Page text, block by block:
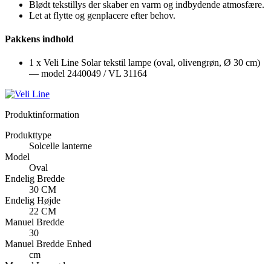
Blødt tekstillys der skaber en varm og indbydende atmosfære.
Let at flytte og genplacere efter behov.
Pakkens indhold
1 x Veli Line Solar tekstil lampe (oval, olivengrøn, Ø 30 cm)
— model 2440049 / VL 31164
Produktinformation
Produkttype
Solcelle lanterne
Model
Oval
Endelig Bredde
30 CM
Endelig Højde
22 CM
Manuel Bredde
30
Manuel Bredde Enhed
cm